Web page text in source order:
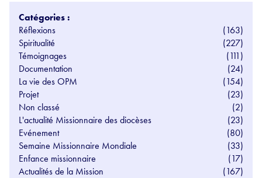
Catégories :
Réflexions
(163)
Spiritualité
(227)
Témoignages
(111)
Documentation
(24)
La vie des OPM
(154)
Projet
(23)
Non classé
(2)
L'actualité Missionnaire des diocèses
(23)
Evénement
(80)
Semaine Missionnaire Mondiale
(33)
Enfance missionnaire
(17)
Actualités de la Mission
(167)